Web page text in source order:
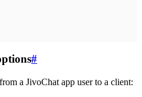
#
a JivoChat app user to a client: